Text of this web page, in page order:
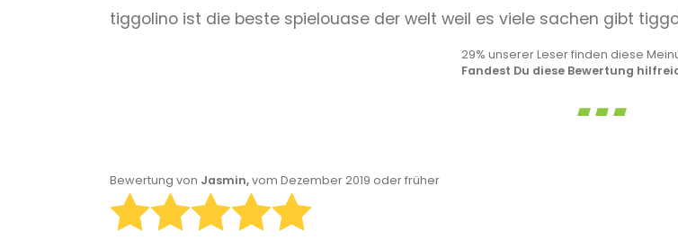
tiggolino ist die beste spielouase der welt weil es viele sachen gibt
29% unserer Leser finden diese
Fandest Du diese Bewertung
Bewertung von Jasmin,vom Dezember 2019 oder früher